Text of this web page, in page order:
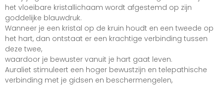
het vloeibare kristallichaam wordt afgestemd op zijn
goddelijke blauwdruk.
Wanneer je een kristal op de kruin houdt en een tweede op
het hart, dan ontstaat er een krachtige verbinding tussen
deze twee,
waardoor je bewuster vanuit je hart gaat leven.
Auraliet stimuleert een hoger bewustzijn en telepathische
verbinding met je gidsen en beschermengelen,